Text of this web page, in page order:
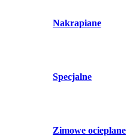
Nakrapiane
Specjalne
Zimowe ocieplane